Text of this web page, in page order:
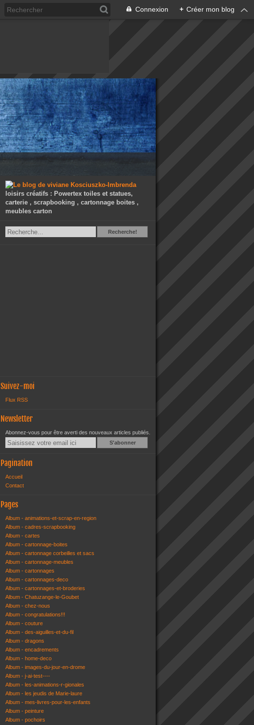
Connexion + Créer mon blog
loisirs créatifs : Powertex toiles et statues,
carterie , scrapbooking , cartonnage boites ,
meubles carton
RechercheRecherche!
Suivez-moi
Flux RSS
Newsletter
Abonnez-vous pour être averti des nouveaux articles publiés.
Email
Pagination
Accueil
Contact
Pages
Album - animations-et-scrap-en-region
Album - cadres-scrapbooking
Album - cartes
Album - cartonnage-boites
Album - cartonnage corbeilles et sacs
Album - cartonnage-meubles
Album - cartonnages
Album - cartonnages-deco
Album - cartonnages-et-broderies
Album - Chatuzange-le-Goubet
Album - chez-nous
Album - congratulations!!!
Album - couture
Album - des-aiguilles-et-du-fil
Album - dragons
Album - encadrements
Album - home-deco
Album - images-du-jour-en-drome
Album - j-ai-test----
Album - les-animations-r-gionales
Album - les jeudis de Marie-laure
Album - mes-livres-pour-les-enfants
Album - peinture
Album - pochoirs